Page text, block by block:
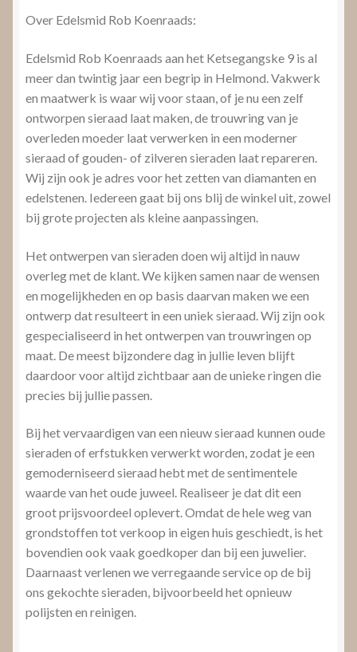
Over Edelsmid Rob Koenraads:
Edelsmid Rob Koenraads aan het Ketsegangske 9 is al
meer dan twintig jaar een begrip in Helmond. Vakwerk
en maatwerk is waar wij voor staan, of je nu een zelf
ontworpen sieraad laat maken, de trouwring van je
overleden moeder laat verwerken in een moderner
sieraad of gouden- of zilveren sieraden laat repareren.
Wij zijn ook je adres voor het zetten van diamanten en
edelstenen. Iedereen gaat bij ons blij de winkel uit, zowel
bij grote projecten als kleine aanpassingen.
Het ontwerpen van sieraden doen wij altijd in nauw
overleg met de klant. We kijken samen naar de wensen
en mogelijkheden en op basis daarvan maken we een
ontwerp dat resulteert in een uniek sieraad. Wij zijn ook
gespecialiseerd in het ontwerpen van trouwringen op
maat. De meest bijzondere dag in jullie leven blijft
daardoor voor altijd zichtbaar aan de unieke ringen die
precies bij jullie passen.
Bij het vervaardigen van een nieuw sieraad kunnen oude
sieraden of erfstukken verwerkt worden, zodat je een
gemoderniseerd sieraad hebt met de sentimentele
waarde van het oude juweel. Realiseer je dat dit een
groot prijsvoordeel oplevert. Omdat de hele weg van
grondstoffen tot verkoop in eigen huis geschiedt, is het
bovendien ook vaak goedkoper dan bij een juwelier.
Daarnaast verlenen we verregaande service op de bij
ons gekochte sieraden, bijvoorbeeld het opnieuw
polijsten en reinigen.